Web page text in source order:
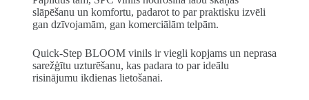
slāpēšanu un komfortu, padarot to par praktisku izvēli
gan dzīvojamām, gan komerciālām telpām.
Quick-Step BLOOM vinils ir viegli kopjams un neprasa
sarežģītu uzturēšanu, kas padara to par ideālu
risinājumu ikdienas lietošanai.